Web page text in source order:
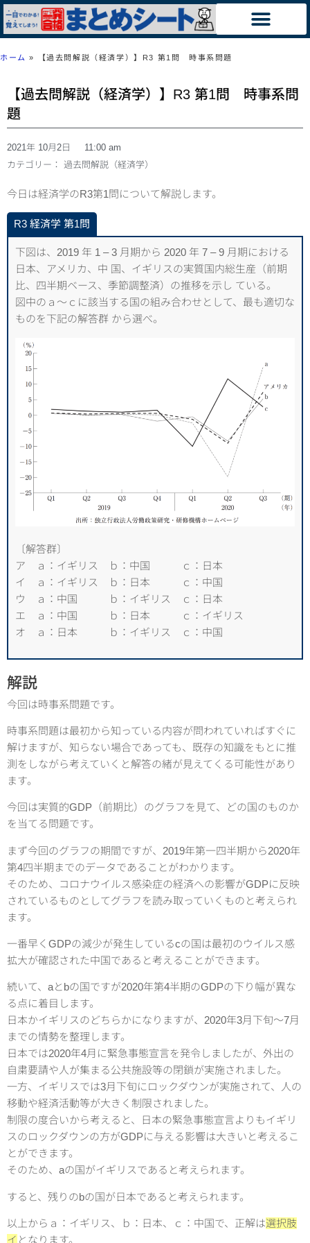
ホーム » 【過去問解説（経済学）】R3 第1問 時事系問題
【過去問解説（経済学）】R3 第1問 時事系問
題
2021年 10月2日
11:00 am
カテゴリー： 過去問解説（経済学）
今日は経済学のR3第1問について解説します。
R3 経済学 第1問
下図は、2019 年 1 – 3 月期から 2020 年 7 – 9 月期における
日本、アメリカ、中 国、イギリスの実質国内総生産（前期
比、四半期ベース、季節調整済）の推移を示し ている。
図中のａ～ｃに該当する国の組み合わせとして、最も適切な
ものを下記の解答群 から選べ。
〔解答群〕
ア ａ：イギリス ｂ：中国 ｃ：日本
イ ａ：イギリス ｂ：日本 ｃ：中国
ウ ａ：中国 ｂ：イギリス ｃ：日本
エ ａ：中国 ｂ：日本 ｃ：イギリス
オ ａ：日本 ｂ：イギリス ｃ：中国
解説
今回は時事系問題です。
時事系問題は最初から知っている内容が問われていればすぐに
解けますが、知らない場合であっても、既存の知識をもとに推
測をしながら考えていくと解答の緒が見えてくる可能性があり
ます。
今回は実質的GDP（前期比）のグラフを見て、どの国のものか
を当てる問題です。
まず今回のグラフの期間ですが、2019年第一四半期から2020年
第4四半期までのデータであることがわかります。
そのため、コロナウイルス感染症の経済への影響がGDPに反映
されているものとしてグラフを読み取っていくものと考えられ
ます。
一番早くGDPの減少が発生しているcの国は最初のウイルス感
拡大が確認された中国であると考えることができます。
続いて、aとbの国ですが2020年第4半期のGDPの下り幅が異な
る点に着目します。
日本かイギリスのどちらかになりますが、2020年3月下旬〜7月
までの情勢を整理します。
日本では2020年4月に緊急事態宣言を発令しましたが、外出の
自粛要請や人が集まる公共施設等の閉鎖が実施されました。
一方、イギリスでは3月下旬にロックダウンが実施されて、人の
移動や経済活動等が大きく制限されました。
制限の度合いから考えると、日本の緊急事態宣言よりもイギリ
スのロックダウンの方がGDPに与える影響は大きいと考えるこ
とができます。
そのため、aの国がイギリスであると考えられます。
すると、残りのbの国が日本であると考えられます。
以上からａ：イギリス、ｂ：日本、ｃ：中国で、正解は選択肢
イ となります。